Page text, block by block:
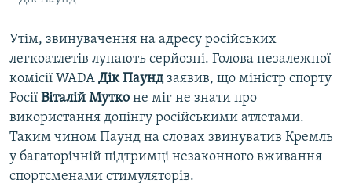
Утім, звинувачення на адресу російських
легкоатлетів лунають серйозні. Голова незалежної
комісії WADA Дік Паундзаявив, що міністр спорту
Росії Віталій Мутко не міг не знати про
використання допінгу російськими атлетами.
Таким чином Паунд на словах звинуватив Кремль
у багаторічній підтримці незаконного вживання
спортсменами стимуляторів.